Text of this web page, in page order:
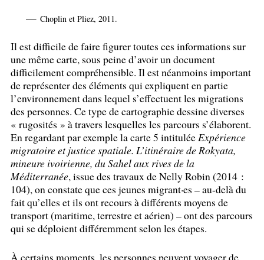
—Choplin et Pliez, 2011.
Il est difficile de faire figurer toutes ces informations sur
une même carte, sous peine d’avoir un document
difficilement compréhensible. Il est néanmoins important
de représenter des éléments qui expliquent en partie
l’environnement dans lequel s’effectuent les migrations
des personnes. Ce type de cartographie dessine diverses
« rugosités » à travers lesquelles les parcours s’élaborent.
En regardant par exemple la carte 5 intituléeExpérience
migratoire et justice spatiale. L’itinéraire de Rokyata,
mineure ivoirienne, du Sahel aux rives de la
Méditerranée, issue des travaux de Nelly Robin (2014 :
104), on constate que ces jeunes migrant·es – au-delà du
fait qu’elles et ils ont recours à différents moyens de
transport (maritime, terrestre et aérien) – ont des parcours
qui se déploient différemment selon les étapes.
À certains moments, les personnes peuvent voyager de